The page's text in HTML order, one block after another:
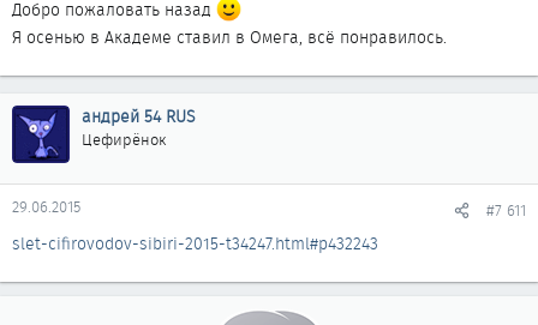
Добро пожаловать назад
Я осенью в Академе ставил в Омега, всё понравилось.
андрей 54 RUS
Цефирёнок
29.06.2015 #7 611
slet-cifirovodov-sibiri-2015-t34247.html#p432243